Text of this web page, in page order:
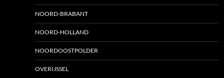
NOORD-BRABANT
NOORD-HOLLAND
NOORDOOSTPOLDER
OVERIJSSEL